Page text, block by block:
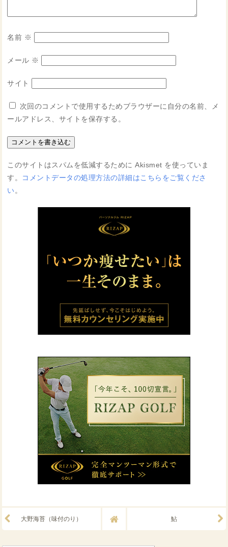
名前 ※
メール ※
サイト
次回のコメントで使用するためブラウザーに自分の名前、メ
ールアドレス、サイトを保存する。
このサイトはスパムを低減するために Akismet を使っていま
す。 コメントデータの処理方法の詳細はこちらをご覧くださ
い。
鮎
大野海苔（味付のり）